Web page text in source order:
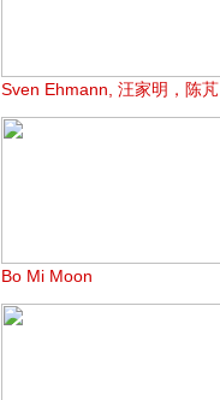
Sven Ehmann, 汪家明，陈芃
Bo Mi Moon